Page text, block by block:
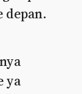
depan.
ya